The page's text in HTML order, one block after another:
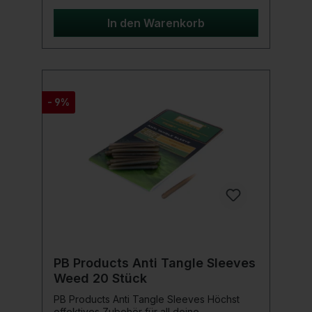
Wechseln bieten.Einfach in der Handhabung
und extrem vielseitig – die Trakker Clinga
noch erfolgreicher.Probiere sie jetzt aus
Tungsten-Gewicht zum Ausbalancieren von
Design ermöglicht die Anwendung von
zusätzlichem Rig Putty Entwickelt für
Ronnie- und Hinged Stiff- Rigs Packung mit
8 Clinga Sleeves und 8 Clips Material:
Wolfram und Kupfer Gewicht: 0,3 g
In den Warenkorb
- 9%
PB Products Anti Tangle Sleeves
Weed 20 Stück
PB Products Anti Tangle Sleeves Höchst